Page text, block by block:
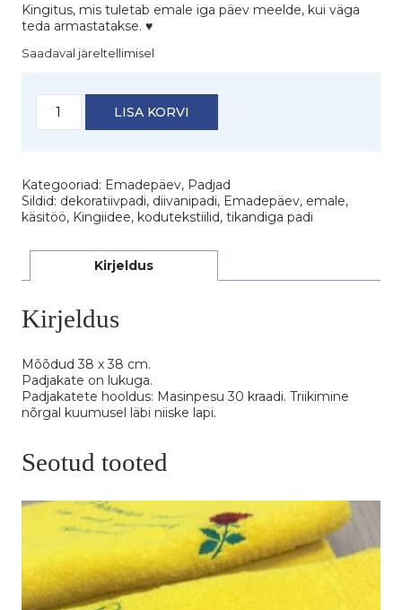
Kingitus, mis tuletab emale iga päev meelde, kui väga
teda armastatakse. ♥
Saadaval järeltellimisel
"Kallis
LISA KORVI
Kategooriad: Emadepäev, Padjad
Sildid: dekoratiivpadi, diivanipadi, Emadepäev, emale,
käsitöö, Kingiidee, kodutekstiilid, tikandiga padi
Kirjeldus
Kirjeldus
Mõõdud 38 x 38 cm.
Padjakate on lukuga.
Padjakatete hooldus: Masinpesu 30 kraadi. Triikimine
nõrgal kuumusel läbi niiske lapi.
Seotud tooted